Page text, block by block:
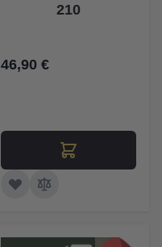
210
46,90 €